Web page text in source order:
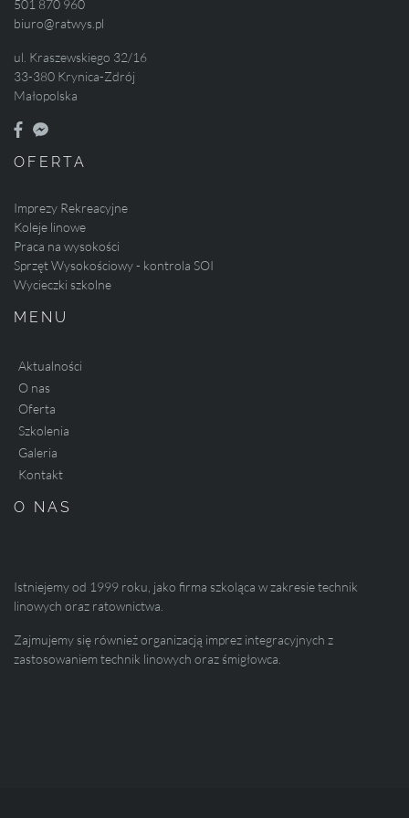
501 870 960
biuro@ratwys.pl
ul. Kraszewskiego 32/16
33-380 Krynica-Zdrój
Małopolska
OFERTA
Imprezy Rekreacyjne
Koleje linowe
Praca na wysokości
Sprzęt Wysokościowy - kontrola SOI
Wycieczki szkolne
MENU
Aktualności
O nas
Oferta
Szkolenia
Galeria
Kontakt
O NAS
Istniejemy od 1999 roku, jako firma szkoląca w zakresie technik
linowych oraz ratownictwa.
Zajmujemy się również organizacją imprez integracyjnych z
zastosowaniem technik linowych oraz śmigłowca.